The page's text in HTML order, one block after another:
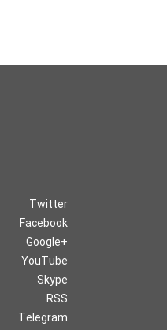
Twitter
Facebook
Google+
YouTube
Skype
RSS
Telegram